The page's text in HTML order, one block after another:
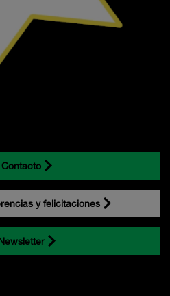
Contacto
y felicitaciones